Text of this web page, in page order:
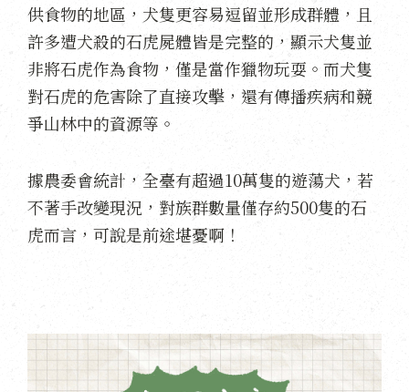
供食物的地區，犬隻更容易逗留並形成群體，且
許多遭犬殺的石虎屍體皆是完整的，顯示犬隻並
非將石虎作為食物，僅是當作獵物玩耍。而犬隻
對石虎的危害除了直接攻擊，還有傳播疾病和競
爭山林中的資源等。
據農委會統計，全臺有超過10萬隻的遊蕩犬，若
不著手改變現況，對族群數量僅存約500隻的石
虎而言，可說是前途堪憂啊！